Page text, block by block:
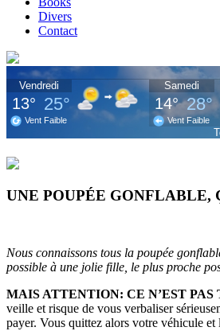
Divers
Contact
UNE POUPÉE
Nous connaissons tous la poupée
possible à une jolie fille, le plus proche
MAIS ATTENTION: CE N’EST
veille et risque de vous verbaliser
payer. Vous quittez alors votre véhicule et